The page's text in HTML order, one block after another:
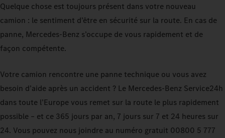
Quelque chose est toujours présent dans votre nouveau
camion : le sentiment d’être en sécurité sur la route. En cas de
panne, Mercedes-Benz s’occupe de vous rapidement et de
façon compétente.
Votre camion rencontre une panne technique ou vous avez
besoin d’aide après un accident ? Le Mercedes-Benz Service24h
dans toute l’Europe vous remet sur la route le plus rapidement
possible – et ce 365 jours par an, 7 jours sur 7 et 24 heures sur
24. Vous pouvez nous joindre au numéro gratuit 00800 5 777